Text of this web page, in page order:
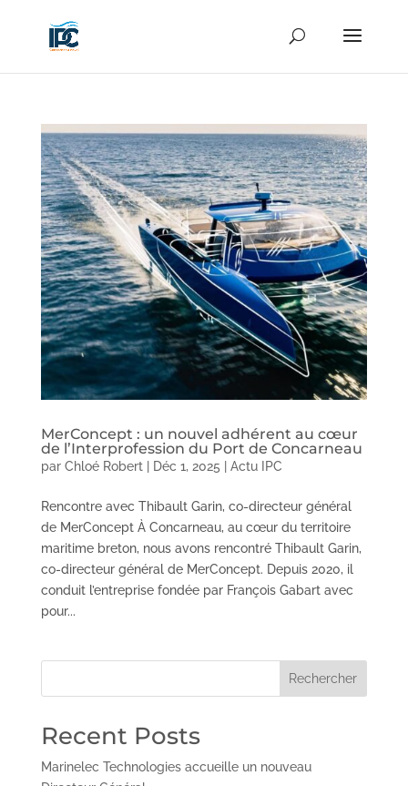
MerConcept : un nouvel adhérent au cœur
de l’Interprofession du Port de Concarneau
par Chloé Robert| Déc 1, 2025 Actu IPC
Rencontre avec Thibault Garin, co-directeur général
de MerConcept À Concarneau, au cœur du territoire
maritime breton, nous avons rencontré Thibault Garin,
co-directeur général de MerConcept. Depuis 2020, il
conduit l’entreprise fondée par François Gabart avec
pour...
Rechercher
Recent Posts
Marinelec Technologies accueille un nouveau